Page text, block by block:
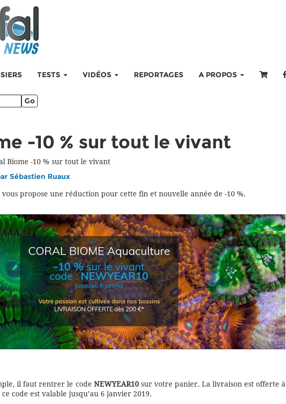
TESTS VIDÉOS REPORTAGES A PROPOS
Go
-10 % sur tout le vivant
Biome -10 % sur tout le vivant
Sébastien Ruaux
propose une réduction pour cette fin et nouvelle année de -10 %.
il faut rentrer le code NEWYEAR10sur votre panier. La livraison est offerte à
code est valable jusqu’au 6 janvier 2019.